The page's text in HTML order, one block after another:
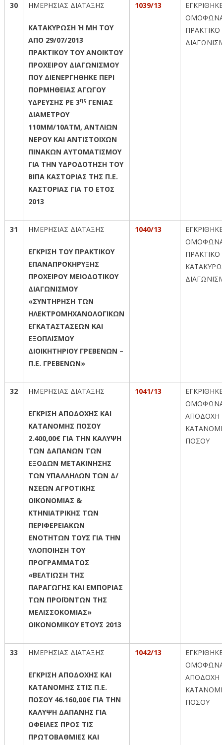
30 ΗΜΕΡΗΣΙΑΣ ΔΙΑΤΑΞΗΣ
ΚΑΤΑΚΥΡΩΣΗ Ή ΜΗ ΤΟΥ
ΑΠΟ 29/07/2013
ΠΡΑΚΤΙΚΟΥ ΤΟΥ ΑΝΟΙΚΤΟΥ
ΠΡΟΧΕΙΡΟΥ ΔΙΑΓΩΝΙΣΜΟΥ
ΠΟΥ ΔΙΕΝΕΡΓΗΘΗΚΕ ΠΕΡΙ
ΠΟΡΜΗΘΕΙΑΣ ΑΓΩΓΟΥ
ΥΔΡΕΥΣΗΣ ΡΕ 3ηςΓΕΝΙΑΣ
ΔΙΑΜΕΤΡΟΥ
110ΜΜ/10ΑΤΜ, ΑΝΤΛΙΩΝ
ΝΕΡΟΥ ΚΑΙ ΑΝΤΙΣΤΟΙΧΩΝ
ΠΙΝΑΚΩΝ ΑΥΤΟΜΑΤΙΣΜΟΥ
ΓΙΑ ΤΗΝ ΥΔΡΟΔΟΤΗΣΗ ΤΟΥ
ΒΙΠΑ ΚΑΣΤΟΡΙΑΣ ΤΗΣ Π.Ε.
ΚΑΣΤΟΡΙΑΣ ΓΙΑ ΤΟ ΕΤΟΣ
2013
1039/13
31 ΗΜΕΡΗΣΙΑΣ ΔΙΑΤΑΞΗΣ
ΕΓΚΡΙΣΗ ΤΟΥ ΠΡΑΚΤΙΚΟΥ
ΕΠΑΝΑΠΡΟΚΗΡΥΞΗΣ
ΠΡΟΧΕΙΡΟΥ ΜΕΙΟΔΟΤΙΚΟΥ
ΔΙΑΓΩΝΙΣΜΟΥ
«ΣΥΝΤΗΡΗΣΗ ΤΩΝ
ΗΛΕΚΤΡΟΜΗΧΑΝΟΛΟΓΙΚΩΝ
ΕΓΚΑΤΑΣΤΑΣΕΩΝ ΚΑΙ
ΕΞΟΠΛΙΣΜΟΥ
ΔΙΟΙΚΗΤΗΡΙΟΥ ΓΡΕΒΕΝΩΝ –
Π.Ε. ΓΡΕΒΕΝΩΝ»
1040/13
ΠΡΑΚΤΙΚΟ
32 ΗΜΕΡΗΣΙΑΣ ΔΙΑΤΑΞΗΣ
ΕΓΚΡΙΣΗ ΑΠΟΔΟΧΗΣ ΚΑΙ
ΚΑΤΑΝΟΜΗΣ ΠΟΣΟΥ
2.400,00€ ΓΙΑ ΤΗΝ ΚΑΛΥΨΗ
ΤΩΝ ΔΑΠΑΝΩΝ ΤΩΝ
ΕΞΟΔΩΝ ΜΕΤΑΚΙΝΗΣΗΣ
ΤΩΝ ΥΠΑΛΛΗΛΩΝ ΤΩΝ Δ/
ΝΣΕΩΝ ΑΓΡΟΤΙΚΗΣ
ΟΙΚΟΝΟΜΙΑΣ &
ΚΤΗΝΙΑΤΡΙΚΗΣ ΤΩΝ
ΠΕΡΙΦΕΡΕΙΑΚΩΝ
ΕΝΟΤΗΤΩΝ ΤΟΥΣ ΓΙΑ ΤΗΝ
ΥΛΟΠΟΙΗΣΗ ΤΟΥ
ΠΡΟΓΡΑΜΜΑΤΟΣ
«ΒΕΛΤΙΩΣΗ ΤΗΣ
ΠΑΡΑΓΩΓΗΣ ΚΑΙ ΕΜΠΟΡΙΑΣ
ΤΩΝ ΠΡΟΪΟΝΤΩΝ ΤΗΣ
ΜΕΛΙΣΣΟΚΟΜΙΑΣ»
ΟΙΚΟΝΟΜΙΚΟΥ ΕΤΟΥΣ 2013
1041/13
ΑΠΟΔΟΧΗ
ΠΟΣΟΥ
33 ΗΜΕΡΗΣΙΑΣ ΔΙΑΤΑΞΗΣ
ΕΓΚΡΙΣΗ ΑΠΟΔΟΧΗΣ ΚΑΙ
ΚΑΤΑΝΟΜΗΣ ΣΤΙΣ Π.Ε.
ΠΟΣΟΥ 46.160,00€ ΓΙΑ ΤΗΝ
ΚΑΛΥΨΗ ΔΑΠΑΝΗΣ ΓΙΑ
ΟΦΕΙΛΕΣ ΠΡΟΣ ΤΙΣ
ΠΡΩΤΟΒΑΘΜΙΕΣ ΚΑΙ
1042/13
ΑΠΟΔΟΧΗ
ΠΟΣΟΥ